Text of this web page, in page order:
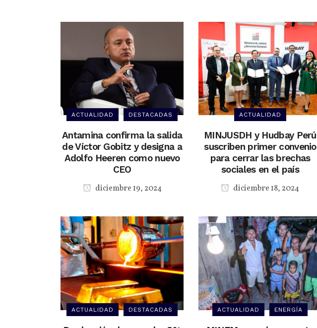
ACTUALIDAD DESTACADAS
Antamina confirma la salida
de Víctor Gobitz y designa a
Adolfo Heeren como nuevo
CEO
diciembre 19, 2024
ACTUALIDAD
MINJUSDH y Hudbay Perú
suscriben primer convenio
para cerrar las brechas
sociales en el país
diciembre 18, 2024
ACTUALIDAD DESTACADAS ACTUALIDAD ENERGÍA